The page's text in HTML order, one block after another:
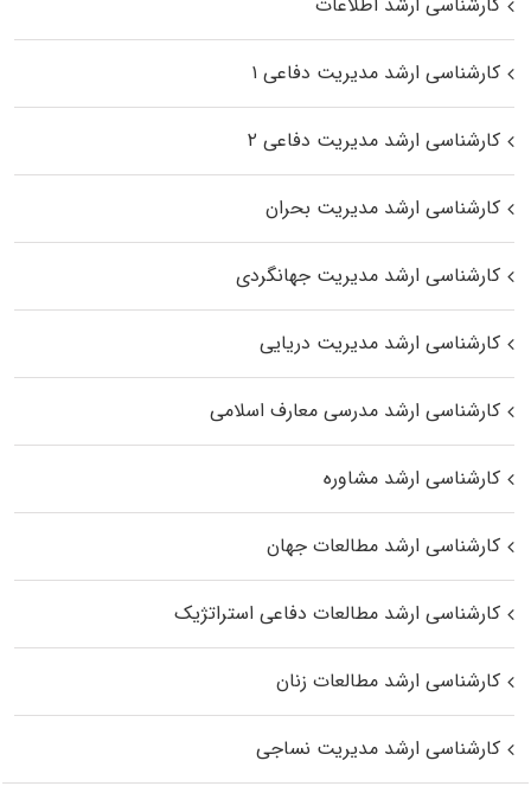
کارشناسی ارشد مدیریت دفاعی ۱
کارشناسی ارشد مدیریت دفاعی ۲
کارشناسی ارشد مدیریت بحران
کارشناسی ارشد مدیریت جهانگردی
کارشناسی ارشد مدیریت دریایی
کارشناسی ارشد مدرسی معارف اسلامی
کارشناسی ارشد مشاوره
کارشناسی ارشد مطالعات جهان
کارشناسی ارشد مطالعات دفاعی استراتژیک
کارشناسی ارشد مطالعات زنان
کارشناسی ارشد مدیریت نساجی